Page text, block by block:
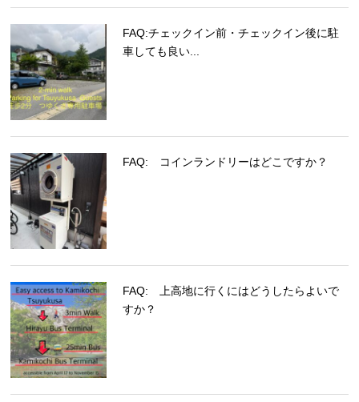
FAQ:チェックイン前・チェックイン後に駐
車しても良い...
FAQ: コインランドリーはどこですか？
FAQ: 上高地に行くにはどうしたらよいで
すか？